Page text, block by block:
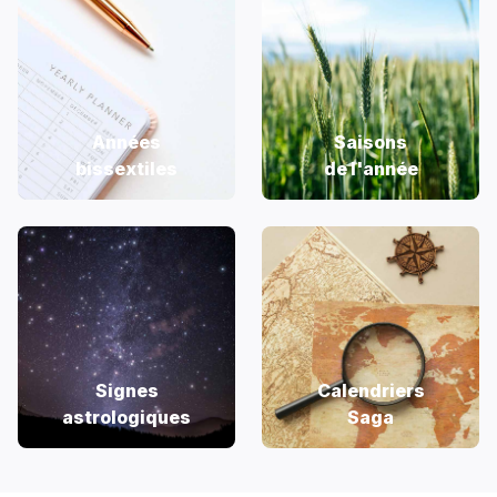
Années
bissextiles
Saisons
de l'année
Signes
astrologiques
Calendriers
Saga